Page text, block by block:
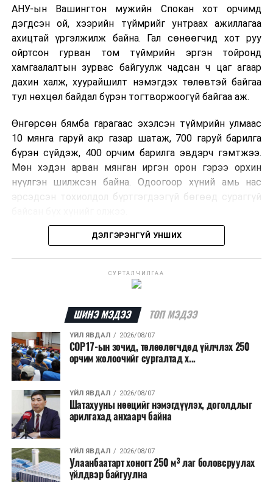
АНУ-ын Вашингтон мужийн Спокан хот орчимд
дэгдсэн ой, хээрийн түймрийг унтраах ажиллагаа
ахицтай үргэлжилж байна. Гал сөнөөгчид хот руу
ойртсон гурван том түймрийн эргэн тойронд
хамгаалалтын зурвас байгуулж чадсан ч цаг агаар
дахин халж, хуурайшилт нэмэгдэх төлөвтэй байгаа
тул нөхцөл байдал бүрэн тогтворжоогүй байгаа аж.
Өнгөрсөн бямба гарагаас эхэлсэн түймрийн улмаас
10 мянга гаруй акр газар шатаж, 700 гаруй барилга
бүрэн сүйдэж, 400 орчим барилга эвдэрч гэмтжээ.
Мөн хэдэн арван мянган иргэн орон гэрээ орхин
нүүлгэн шилжсэн байна. Одоогоор хүний амь нас
эрсэдсэн тохиолдол бүртгэгдээгүй бөгөөд сураггүй
Албаныхны мэдээлснээр түймрийн нэг голомтыг
шатаасан гэх үндэслэлээр эрүүгийн хэрэг үүсгэн
шалтгааныг үргэлжлүүлэн тогтоож байгаа бөгөөд
аянгын улмаас үүсээгүй гэж үзэж байгаа аж.
Одоогоор АНУ даяар 13 мужид 90 гаруй томоохон ой,
хээрийн түймэр идэвхтэй үргэлжилж байгаагийн
талаас илүү нь Орегон болон Вашингтон мужид
бүртгэгдсэн байна. Цаг уурын байгууллагууд ойрын
өдрүүдэд агаарын температур дахин огцом
нэмэгдэж, хуурайшилт эрчимжих төлөвтэй байгааг
анхааруулсан бөгөөд энэ нь гал унтраах ажиллагаанд
шинэ сорилт учруулж болзошгүйг онцолжээ.
ДЭЛГЭРЭНГҮЙ УНШИХ
СУРТАЛЧИЛГАА
ШИНЭ МЭДЭЭ ТОП МЭДЭЭ
ҮЙЛ ЯВДАЛ 2026/08/07
COP17-ын зочид, төлөөлөгчдөд үйлчлэх 250
орчим жолоочийг сургалтад х...
ҮЙЛ ЯВДАЛ 2026/08/07
Шатахууны нөөцийг нэмэгдүүлэх, доголдлыг
арилгахад анхаарч байна
ҮЙЛ ЯВДАЛ 2026/08/07
Улаанбаатарт хоногт 250 м³ лаг боловсруулах
үйлдвэр байгуулна